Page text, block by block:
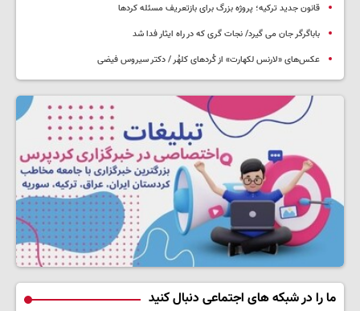
قانون جدید ترکیه؛ پروژه بزرگ‌ برای بازتعریف مسئله کردها
باباگرگر جان می گیرد/ نجات گری که در راه ایثار فدا شد
عکس‌های «لارنس لکهارت» از کُردهای کلهُر / دکتر سیروس فیضی
ما را در شبکه های اجتماعی دنبال کنید